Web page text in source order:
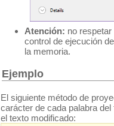
Atención: no
control de ejecución
la memoria.
Ejemplo
El siguiente método de
carácter de cada palabra
el texto modificado: